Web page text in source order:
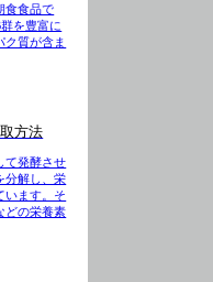
食食品で
を豊富に
ク質が含ま
方法
て発酵させ
分解し、栄
います。そ
どの栄養素